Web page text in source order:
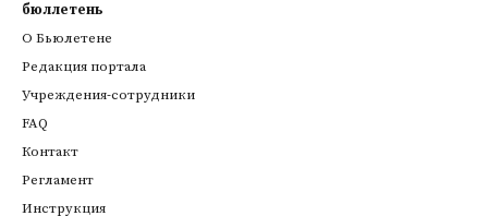
бюллетень
О Бьюлетене
Редакция портала
Учреждения-сотрудники
FAQ
Контакт
Регламент
Инструкция